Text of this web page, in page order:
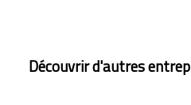
Découvrir d'autres